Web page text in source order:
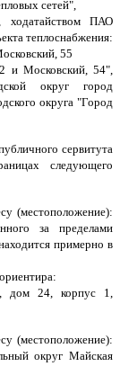
сетей",
ходатайством ПАО
теплоснабжения:
55
и Московский, 54",
округ город
округа "Город
сервитута
следующего
(местоположение):
за пределами
примерно в
дом 24, корпус 1,
(местоположение):
округ Майская